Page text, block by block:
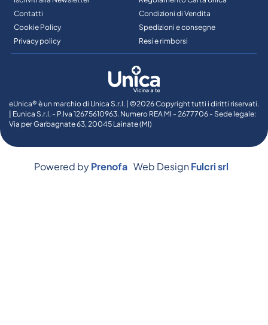
Contatti
Cookie Policy
Privacy policy
Condizioni di Vendita
Spedizioni e consegne
Resi e rimborsi
eUnica® è un marchio di Unica S.r.l. | ©2026 Copyright tutti i diritti riservati.
| Eunica S.r.l. - P.Iva 12675610963. Numero REA MI - 2677706 - Sede legale:
Via per Garbagnate 63, 20045 Lainate (MI)
Powered byPrenofa Web DesignFulcri srl